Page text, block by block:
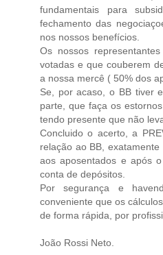
fundamentais para
fechamento das
nos nossos benefícios.
Os nossos
votadas e que couberem
a nossa mercê ( 50% dos
Se, por acaso, o BB tiver
parte, que faça os
tendo presente que não
Concluido o acerto, a
relação ao BB,
aos aposentados e após
conta de depósitos.
Por segurança e
conveniente que os
de forma rápida, por
João Rossi Neto.